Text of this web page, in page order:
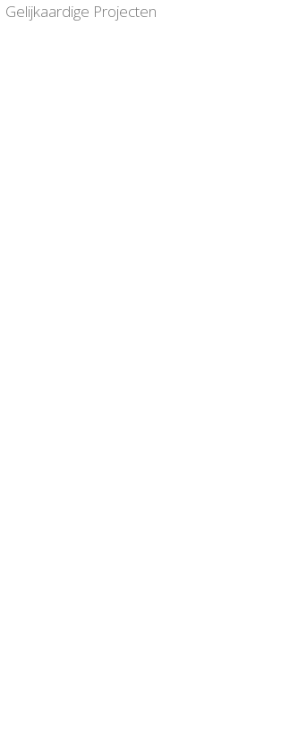
Gelijkaardige Projecten